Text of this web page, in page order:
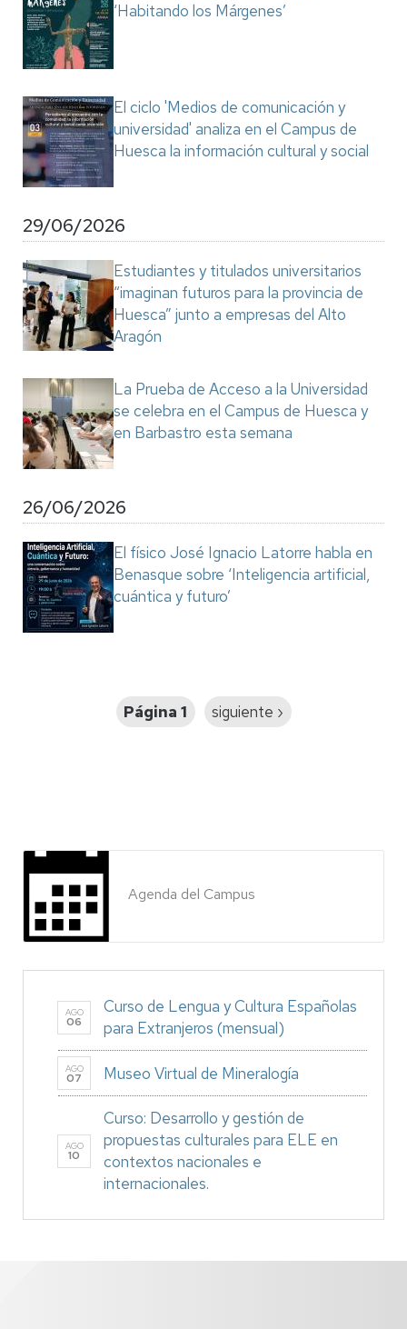
‘Habitando los Márgenes’
El ciclo 'Medios de comunicación y
universidad' analiza en el Campus de
Huesca la información cultural y social
29/06/2026
Estudiantes y titulados universitarios
“imaginan futuros para la provincia de
Huesca” junto a empresas del Alto
Aragón
La Prueba de Acceso a la Universidad
se celebra en el Campus de Huesca y
en Barbastro esta semana
26/06/2026
El físico José Ignacio Latorre habla en
Benasque sobre ‘Inteligencia artificial,
cuántica y futuro’
Página 1
Siguiente
siguiente ›
Agenda del Campus
AGO
06
Curso de Lengua y Cultura Españolas
para Extranjeros (mensual)
AGO
07 Museo Virtual de Mineralogía
AGO
10
Curso: Desarrollo y gestión de
propuestas culturales para ELE en
contextos nacionales e
internacionales.